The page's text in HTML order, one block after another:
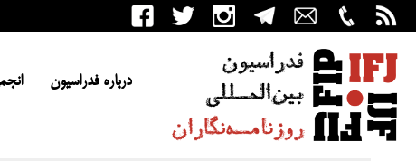
درباره فدراسیون